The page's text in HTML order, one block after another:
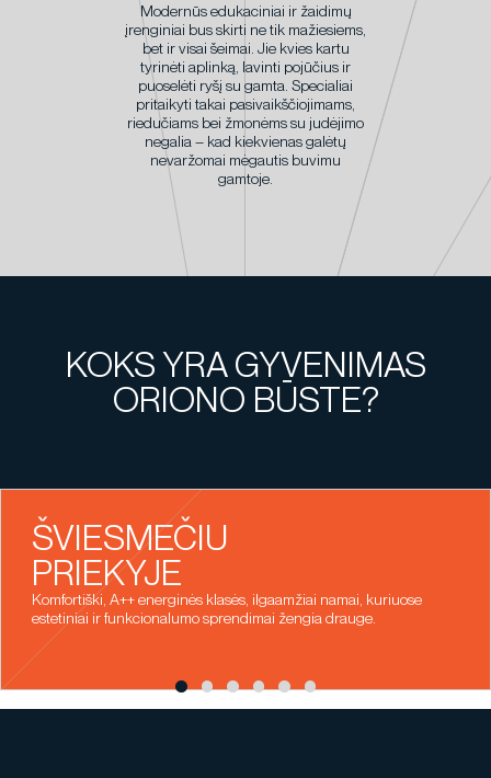
Modernūs edukaciniai ir žaidimų
įrenginiai bus skirti ne tik mažiesiems,
bet ir visai šeimai. Jie kvies kartu
tyrinėti aplinką, lavinti pojūčius ir
puoselėti ryšį su gamta. Specialiai
pritaikyti takai pasivaikščiojimams,
riedučiams bei žmonėms su judėjimo
negalia – kad kiekvienas galėtų
nevaržomai mėgautis buvimu
gamtoje.
KOKS YRA GYVENIMAS
ORIONO BŪSTE?
ŠVIESMEČIU
PRIEKYJE
Komfortiški, A++ energinės klasės, ilgaamžiai namai, kuriuose
estetiniai ir funkcionalumo sprendimai žengia drauge.